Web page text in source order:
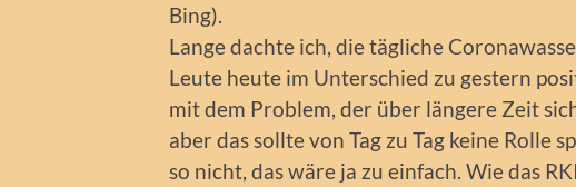
Bing).
Lange dachte ich, die tägliche
Leute heute im Unterschied zu gestern
mit dem Problem, der über längere Zeit
aber das sollte von Tag zu Tag keine Rolle
so nicht, das wäre ja zu einfach. Wie das